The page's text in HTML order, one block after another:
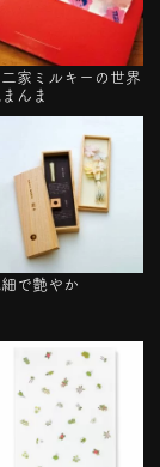
家ミルキーの世界
んま
で艶やか